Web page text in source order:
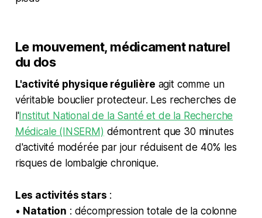
Le mouvement, médicament naturel
du dos
L'activité physique régulière agit comme un
véritable bouclier protecteur. Les recherches de
l'Institut National de la Santé et de la Recherche
Médicale (INSERM) démontrent que 30 minutes
d'activité modérée par jour réduisent de 40% les
risques de lombalgie chronique.
Les activités stars :
• Natation : décompression totale de la colonne